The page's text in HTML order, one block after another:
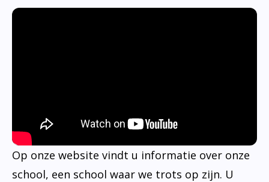
Op onze website vindt u informatie over onze
school, een school waar we trots op zijn. U